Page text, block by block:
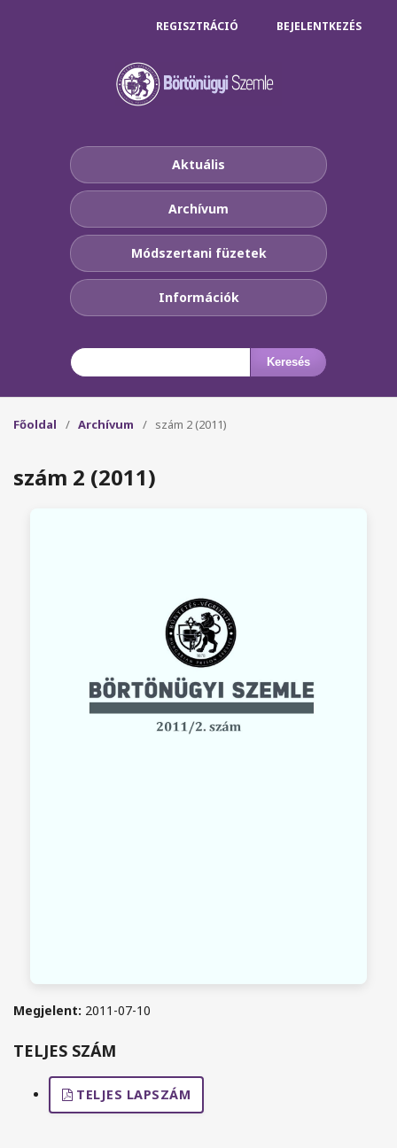
Aktuális
Archívum
Módszertani füzetek
Információk
Keresés
REGISZTRÁCIÓ BEJELENTKEZÉS
Főoldal / Archívum / szám 2 (2011)
szám 2 (2011)
Megjelent: 2011-07-10
TELJES SZÁM
TELJES LAPSZÁM